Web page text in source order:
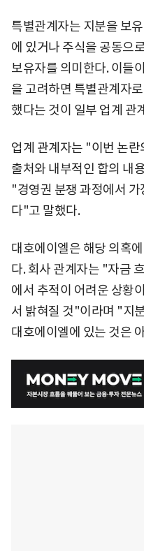
특별관계자는 지분을 보
에 있거나 주식을 공동으
보유자를 의미한다. 이들
을 고려하면 특별관계자
했다는 것이 일부 업계 관
업계 관계자는 "이번 논
출처와 내부적인 합의 내
"경영권 분쟁 과정에서
다"고 말했다.
대호에이엘은 해당 의혹
다. 회사 관계자는 "자금
에서 추적이 어려운 상황
서 밝혀질 것"이라며 "지
대호에이엘에 있는 것은